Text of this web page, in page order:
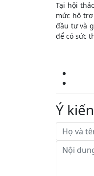
Tại hội
mức hỗ
đầu tư và
để có sức
Ý